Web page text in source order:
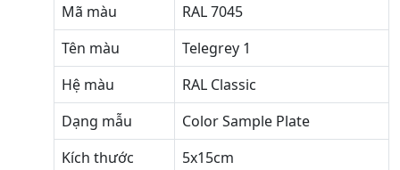
Mã màu
RAL 7045
Tên màu
Telegrey 1
Hệ màu
RAL Classic
Dạng mẫu
Color Sample Plate
Kích thước
5x15cm